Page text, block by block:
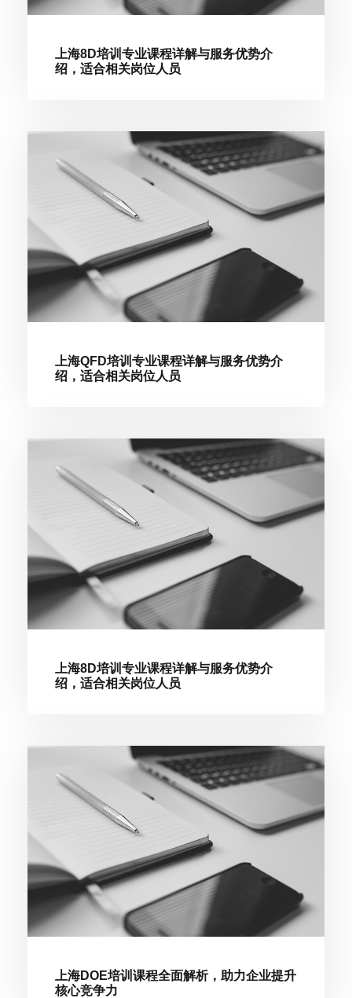
上海8D培训专业课程详解与服务优势介
绍，适合相关岗位人员
上海QFD培训专业课程详解与服务优势介
绍，适合相关岗位人员
上海8D培训专业课程详解与服务优势介
绍，适合相关岗位人员
上海DOE培训课程全面解析，助力企业提升
核心竞争力